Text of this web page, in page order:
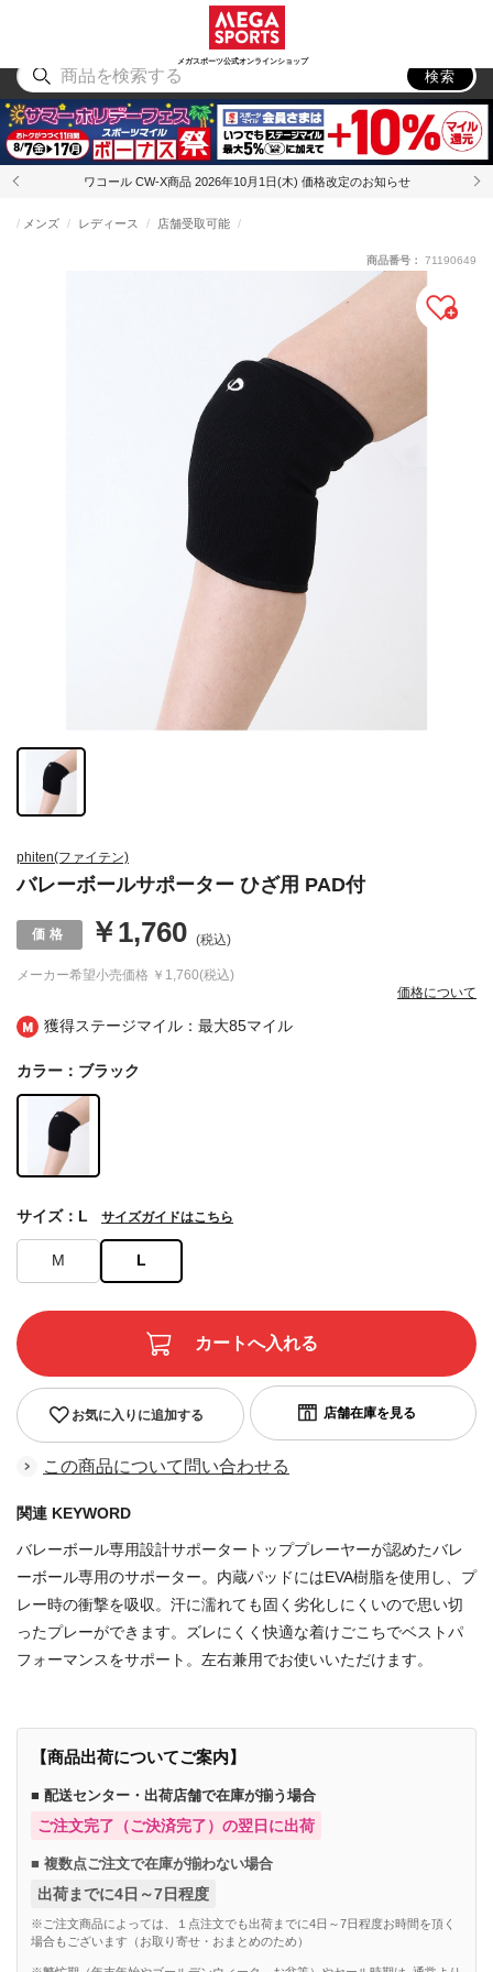
メガスポーツ公式オンラインショップ
アウトドア
検索
ワコール CW-X商品 2026年10月1日(木) 価格改定のお知らせ
獲得ステージマイル：最大85マイル
phiten(ファイテン)
バレーボールサポーター ひざ用 PAD付
メンズ レディース 店舗受取可能
メーカー希望小売価格 ￥1,760(税込)
￥1,760 (税込)
価格について
商品番号： 71190649
カラー：ブラック
M L
サイズ：L サイズガイドはこちら
お気に入りに追加する
この商品について問い合わせる
関連 KEYWORD
バレーボール専用設計サポータートッププレーヤーが認めたバレ
ーボール専用のサポーター。内蔵パッドにはEVA樹脂を使用し、プ
レー時の衝撃を吸収。汗に濡れても固く劣化しにくいので思い切
ったプレーができます。ズレにくく快適な着けごこちでベストパ
フォーマンスをサポート。左右兼用でお使いいただけます。
【商品出荷についてご案内】
■ 配送センター・出荷店舗で在庫が揃う場合
ご注文完了（ご決済完了）の翌日に出荷
■ 複数点ご注文で在庫が揃わない場合
出荷までに4日～7日程度
※ご注文商品によっては、１点注文でも出荷までに4日～7日程度お時間を頂く
場合もございます（お取り寄せ・おまとめのため）